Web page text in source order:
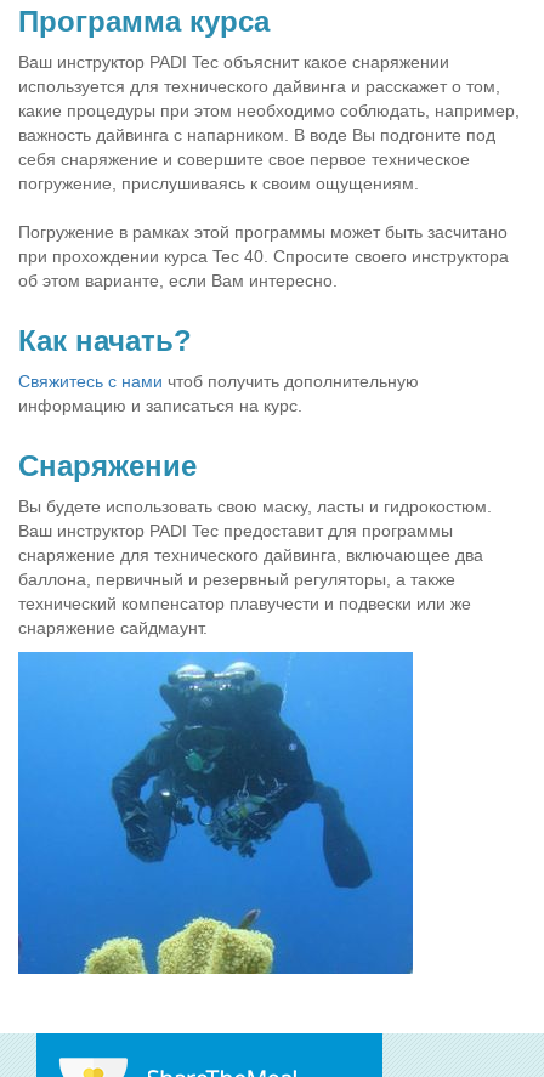
Программа курса
Ваш инструктор PADI Tec объяснит какое снаряжении
используется для технического дайвинга и расскажет о том,
какие процедуры при этом необходимо соблюдать, например,
важность дайвинга с напарником. В воде Вы подгоните под
себя снаряжение и совершите свое первое техническое
погружение, прислушиваясь к своим ощущениям.
Погружение в рамках этой программы может быть засчитано
при прохождении курса Tec 40. Спросите своего инструктора
об этом варианте, если Вам интересно.
Как начать?
Свяжитесь с нами чтоб получить дополнительную
информацию и записаться на курс.
Снаряжение
Вы будете использовать свою маску, ласты и гидрокостюм.
Ваш инструктор PADI Tec предоставит для программы
снаряжение для технического дайвинга, включающее два
баллона, первичный и резервный регуляторы, а также
технический компенсатор плавучести и подвески или же
снаряжение сайдмаунт.